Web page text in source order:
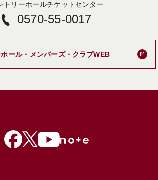
トリーホールチケットセンター
0570-55-0017
ール・メンバーズ・クラブWEB